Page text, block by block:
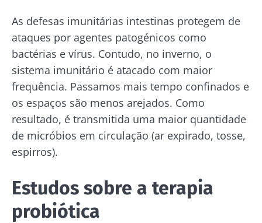
As defesas imunitárias intestinas protegem de
ataques por agentes patogénicos como
bactérias e vírus. Contudo, no inverno, o
sistema imunitário é atacado com maior
frequência. Passamos mais tempo confinados e
os espaços são menos arejados. Como
resultado, é transmitida uma maior quantidade
de micróbios em circulação (ar expirado, tosse,
espirros).
Estudos sobre a terapia
probiótica